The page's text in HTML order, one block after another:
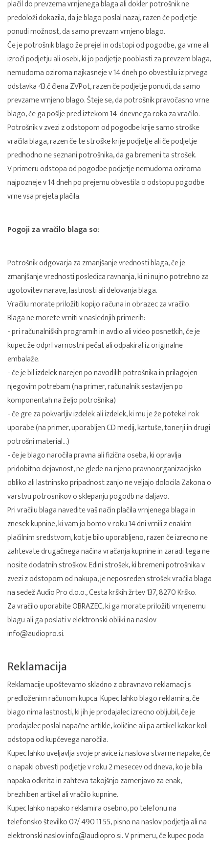
plačil do prevzema vrnjenega blaga ali dokler potrošnik ne
predoloži dokazila, da je blago poslal nazaj, razen če podjetje
ponudi možnost, da samo prevzam vrnjeno blago.
Če je potrošnik blago že prejel in odstopi od pogodbe, ga vrne ali
izroči podjetju ali osebi, ki jo podjetje pooblasti za prevzem blaga,
nemudoma oziroma najkasneje v 14 dneh po obvestilu iz prvega
odstavka 43.č člena ZVPot, razen če podjetje ponudi, da samo
prevzame vrnjeno blago. Šteje se, da potrošnik pravočasno vrne
blago, če ga pošlje pred iztekom 14-dnevnega roka za vračilo.
Potrošnik v zvezi z odstopom od pogodbe krije samo stroške
vračila blaga, razen če te stroške krije podjetje ali če podjetje
predhodno ne seznani potrošnika, da ga bremeni ta strošek.
V primeru odstopa od pogodbe podjetje nemudoma oziroma
najpozneje v 14 dneh po prejemu obvestila o odstopu pogodbe
vrne vsa prejeta plačila.
Pogoji za vračilo blaga so:
Potrošnik odgovarja za zmanjšanje vrednosti blaga, če je
zmanjšanje vrednosti posledica ravnanja, ki ni nujno potrebno za
ugotovitev narave, lastnosti ali delovanja blaga.
Vračilu morate priložiti kopijo računa inobrazec za vračilo.
Blaga ne morete vrniti v naslednjih primerih:
- pri računalniških programih in avdio ali video posnetkih, če je
kupec že odprl varnostni pečat ali odpakiral iz originalne
embalaže.
- če je bil izdelek narejen po navodilih potrošnika in prilagojen
njegovim potrebam (na primer, računalnik sestavljen po
komponentah na željo potrošnika)
- če gre za pokvarljiv izdelek ali izdelek, ki mu je že potekel rok
uporabe (na primer, uporabljen CD medij, kartuše, tonerji in drugi
potrošni material...)
- če je blago naročila pravna ali fizična oseba, ki opravlja
pridobitno dejavnost, ne glede na njeno pravnoorganizacijsko
obliko ali lastninsko pripadnost zanjo ne veljajo dolocila Zakona o
varstvu potrosnikov o sklepanju pogodb na daljavo.
Pri vračilu blaga navedite vaš način plačila vrnjenega blaga in
znesek kupnine, ki vam jo bomo v roku 14 dni vrnili z enakim
plačilnim sredstvom, kot je bilo uporabljeno, razen če izrecno ne
zahtevate drugačnega načina vračanja kupnine in zaradi tega ne
nosite dodatnih stroškov. Edini strošek, ki bremeni potrošnika v
zvezi z odstopom od nakupa, je neposreden strošek vračila blaga
na sedež Audio Pro d.o.o., Cesta krških žrtev 137, 8270 Krško.
Za vračilo uporabiteOBRAZEC, ki ga morate priložiti vrnjenemu
blagu ali ga poslati v elektronski obliki na naslov
info@audiopro.si.
Reklamacija
Reklamacije upoštevamo skladno z obravnavo reklamacij s
predloženim računom kupca. Kupec lahko blago reklamira, če
blago nima lastnosti, ki jih je prodajalec izrecno obljubil, če je
prodajalec poslal napačne artikle, količine ali pa artikel kakor koli
odstopa od kupčevega naročila.
Kupec lahko uveljavlja svoje pravice iz naslova stvarne napake, če
o napaki obvesti podjetje v roku 2 mesecev od dneva, ko je bila
napaka odkrita in zahteva takojšnjo zamenjavo za enak,
brezhiben artikel ali vračilo kupnine.
Kupec lahko napako reklamira osebno, po telefonu na
telefonsko številko 07/ 490 11 55, pisno na naslov podjetja ali na
elektronski naslovinfo@audiopro.si. V primeru, če kupec poda